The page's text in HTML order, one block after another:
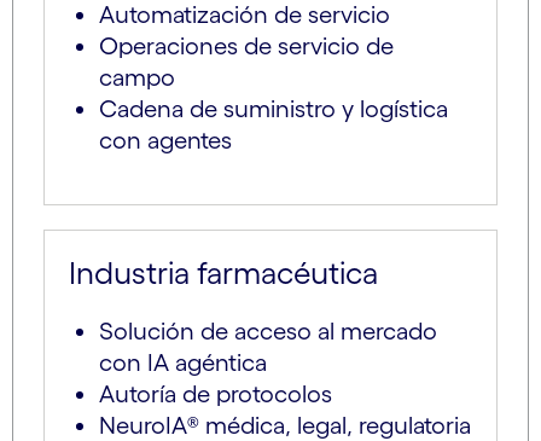
Automatización de servicio
Operaciones de servicio de
campo
Cadena de suministro y logística
con agentes
Industria farmacéutica
Solución de acceso al mercado
con IA agéntica
Autoría de protocolos
NeuroIA® médica, legal, regulatoria